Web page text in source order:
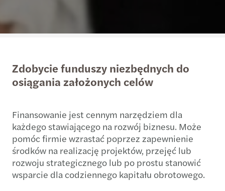
Zdobycie funduszy niezbędnych do
osiągania założonych celów
Finansowanie jest cennym narzędziem dla
każdego stawiającego na rozwój biznesu. Może
pomóc firmie wzrastać poprzez zapewnienie
środków na realizację projektów, przejęć lub
rozwoju strategicznego lub po prostu stanowić
wsparcie dla codziennego kapitału obrotowego.